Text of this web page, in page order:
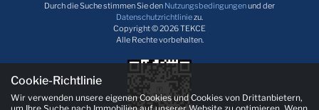
Durch die Suche stimmen Sie den Nutzungsbedingungenund der
Datenschutzrichtliniezu.
Copyright © 2026 TEKCE
Alle Rechte vorbehalten.
Cookie-Richtlinie
Wir verwenden unsere eigenen Cookies und Cookies von Drittanbietern,